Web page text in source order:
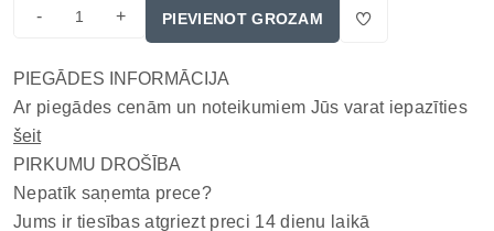
- + PIEVIENOT GROZAM
PIEGĀDES INFORMĀCIJA
Ar piegādes cenām un noteikumiem Jūs varat iepazīties
šeit
PIRKUMU DROŠĪBA
Nepatīk saņemta prece?
Jums ir tiesības atgriezt preci 14 dienu laikā